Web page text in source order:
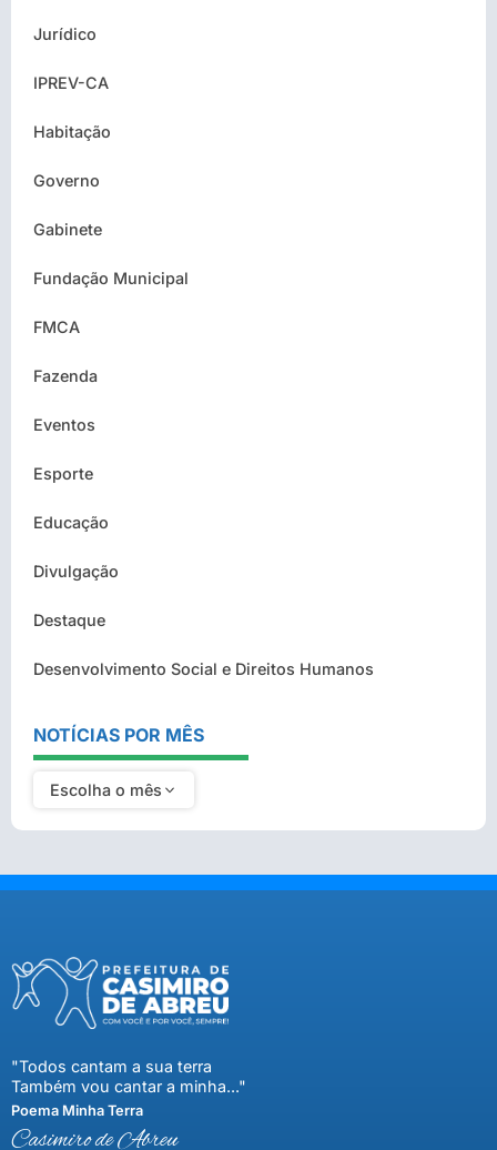
Jurídico
IPREV-CA
Habitação
Governo
Gabinete
Fundação Municipal
FMCA
Fazenda
Eventos
Esporte
Educação
Divulgação
Destaque
Desenvolvimento Social e Direitos Humanos
NOTÍCIAS POR MÊS
Escolha o mês
"Todos cantam a sua terra
Também vou cantar a minha..."
Poema Minha Terra
Casimiro de Abreu